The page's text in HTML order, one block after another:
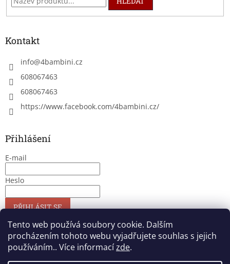
Tento web používá soubory cookie. Dalším
procházením tohoto webu vyjadřujete souhlas s jejich
používáním.. Více informacízde.
Kontakt
info@4bambini.cz
608067463
608067463
https://www.facebook.com/4bambini.cz/
Přihlášení
E-mail
Heslo
PŘIHLÁSIT SE
Nová registrace Zapomenuté heslo